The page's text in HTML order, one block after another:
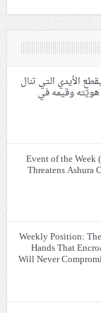
الأيدي التي تنال
وقيمه في
Event of the Week
Threatens Ashura
Weekly Position:
Hands That
Will Never